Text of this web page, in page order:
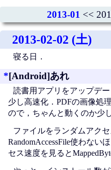
2013-01 <<
2013-02-02 (土)
寝る日．
*[Android]あれ
読書用アプリをアップデ
少し高速化．PDFの画像処
ので，ちゃんと動くのか少
ファイルをランダムアク
RandomAccessFile使わない
セス速度を見ると